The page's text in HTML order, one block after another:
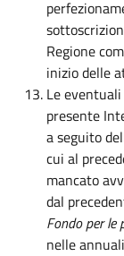
Regione
inizio delle
Le
presente
a seguito
cui al
mancato
dal
Fondo per le
nelle